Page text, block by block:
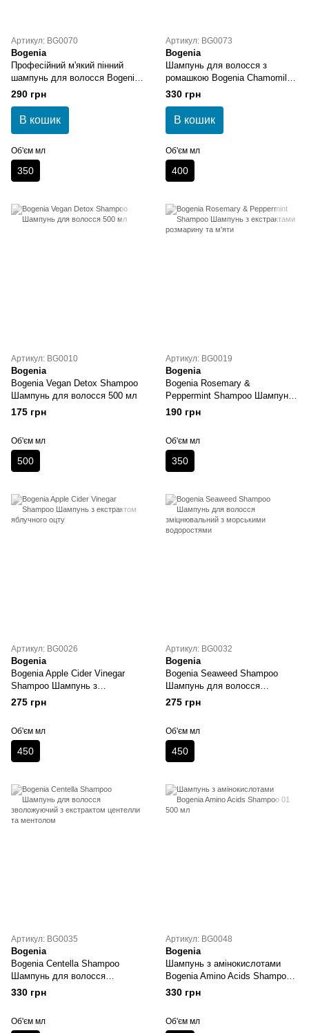
Артикул: BG0070
Bogenia
Професійний м'який пінний
шампунь для волосся Bogenia
Calendula Glow Shampoo
290 грн
В кошик
Об'єм мл
350
Артикул: BG0073
Bogenia
Шампунь для волосся з
ромашкою Bogenia Chamomile
Sulfate Free Shampoo
330 грн
В кошик
Об'єм мл
400
Артикул: BG0010
Bogenia
Bogenia Vegan Detox Shampoo
Шампунь для волосся 500 мл
175 грн
Об'єм мл
500
Артикул: BG0019
Bogenia
Bogenia Rosemary &
Peppermint Shampoo Шампунь
з екстрактами розмарину та
190 грн
Об'єм мл
350
Артикул: BG0026
Bogenia
Bogenia Apple Cider Vinegar
Shampoo Шампунь з
екстрактом яблучного оцту
275 грн
Об'єм мл
450
Артикул: BG0032
Bogenia
Bogenia Seaweed Shampoo
Шампунь для волосся
зміцнювальний з морськими
водоростями
275 грн
Об'єм мл
450
Артикул: BG0035
Bogenia
Bogenia Centella Shampoo
Шампунь для волосся
зволожуючий з екстрактом
центелли та ментолом
330 грн
Об'єм мл
Артикул: BG0048
Bogenia
Шампунь з амінокислотами
Bogenia Amino Acids Shampoo
01 500 мл
330 грн
Об'єм мл